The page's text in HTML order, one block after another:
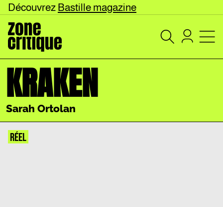
Découvrez Bastille magazine
KRAKEN
Sarah Ortolan
RÉEL